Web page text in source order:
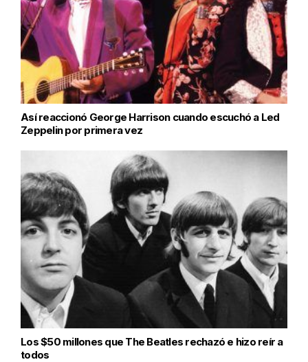
Así reaccionó George Harrison cuando escuchó a Led
Zeppelin por primera vez
Los $50 millones que The Beatles rechazó e hizo reír a
todos